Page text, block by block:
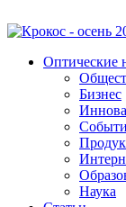
Оптические
Бизнес
Наука